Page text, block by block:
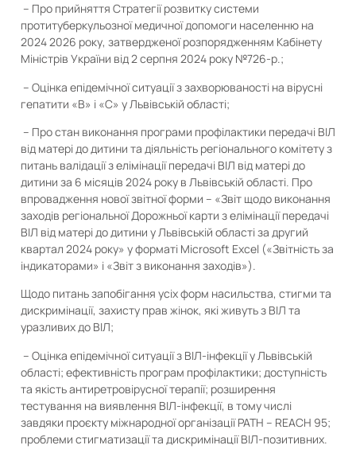
– Про прийняття Стратегії розвитку системи
протитуберкульозної медичної допомоги населенню на
2024 2026 року, затвердженої розпорядженням Кабінету
Міністрів України від 2 серпня 2024 року №726-р.;
– Оцінка епідемічної ситуації з захворюваності на вірусні
гепатити «В» і «С» у Львівській області;
– Про стан виконання програми профілактики передачі ВІЛ
від матері до дитини та діяльність регіонального комітету з
питань валідації з елімінації передачі ВІЛ від матері до
дитини за 6 місяців 2024 року в Львівській області. Про
впровадження нової звітної форми – «Звіт щодо виконання
заходів регіональної Дорожньої карти з елімінації передачі
ВІЛ від матері до дитини у Львівській області за другий
квартал 2024 року» у форматі Microsoft Excel («Звітність за
індикаторами» і «Звіт з виконання заходів»).
Щодо питань запобігання усіх форм насильства, стигми та
дискримінації, захисту прав жінок, які живуть з ВІЛ та
уразливих до ВІЛ;
– Оцінка епідемічної ситуації з ВІЛ-інфекції у Львівській
області; ефективність програм профілактики; доступність
та якість антиретровірусної терапії; розширення
тестування на виявлення ВІЛ-інфекції, в тому числі
завдяки проєкту міжнародної організації PATH – REACH 95;
проблеми стигматизації та дискримінації ВІЛ-позитивних.